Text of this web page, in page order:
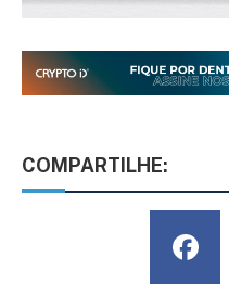
COMPARTILHE: